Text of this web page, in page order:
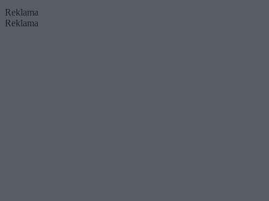
Reklama
Reklama